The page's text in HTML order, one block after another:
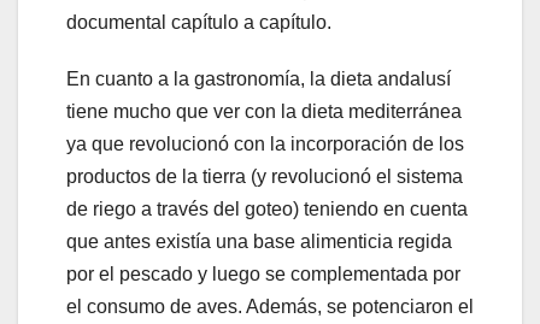
documental capítulo a capítulo.
En cuanto a la gastronomía, la dieta andalusí
tiene mucho que ver con la dieta mediterránea
ya que revolucionó con la incorporación de los
productos de la tierra (y revolucionó el sistema
de riego a través del goteo) teniendo en cuenta
que antes existía una base alimenticia regida
por el pescado y luego se complementada por
el consumo de aves. Además, se potenciaron el